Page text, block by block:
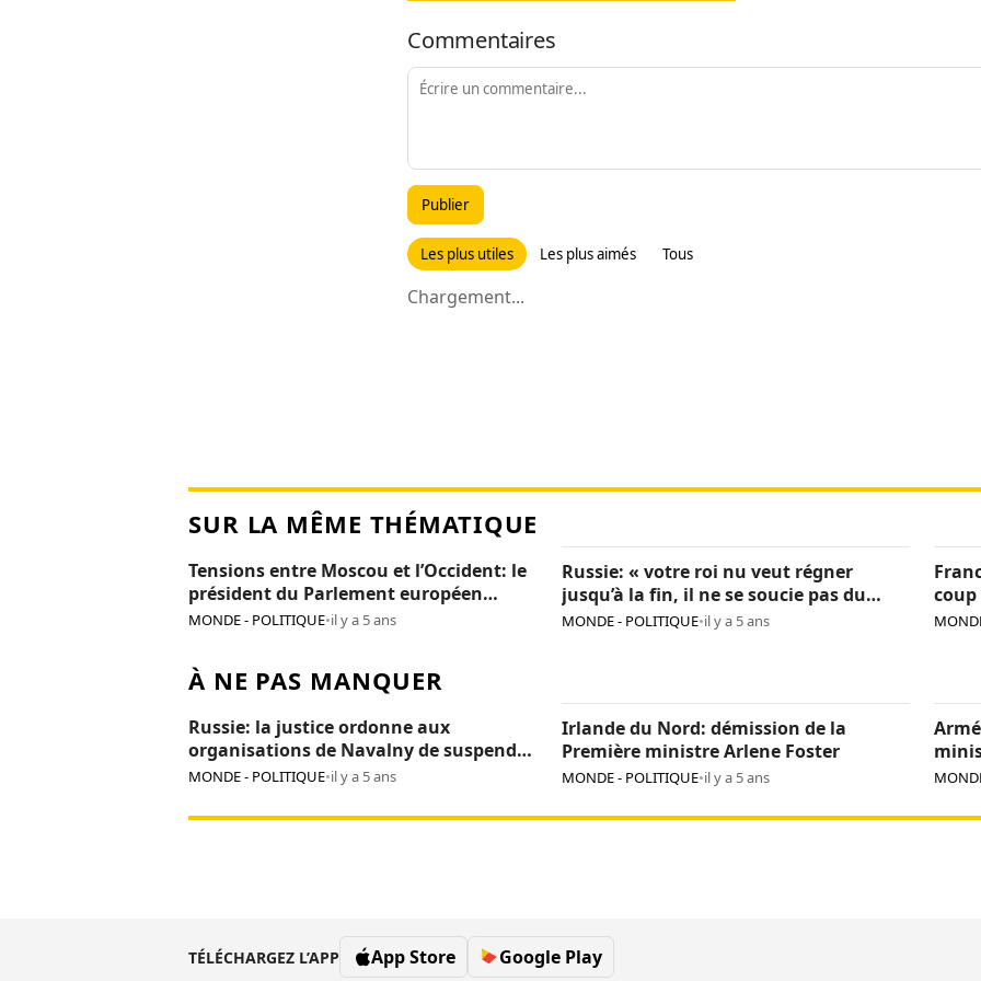
Commentaires
Publier
Les plus utiles Les plus aimés Tous
Chargement...
SUR LA MÊME THÉMATIQUE
Tensions entre Moscou et l’Occident: le
président du Parlement européen
persona non grata en Russie
MONDE - POLITIQUE•il y a 5 ans
Russie: « votre roi nu veut régner
jusqu’à la fin, il ne se soucie pas du
pays », Navalny critique encore Poutine
MONDE - POLITIQUE•il y a 5 ans
coup
À NE PAS MANQUER
Russie: la justice ordonne aux
organisations de Navalny de suspendre
leurs activités
MONDE - POLITIQUE•il y a 5 ans
Irlande du Nord: démission de la
Première ministre Arlene Foster
MONDE - POLITIQUE•il y a 5 ans
TÉLÉCHARGEZ L’APP App Store Google Play